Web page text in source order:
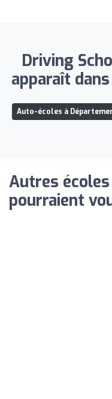
Driving
apparaît
Auto-écoles à
Autres
pourraient